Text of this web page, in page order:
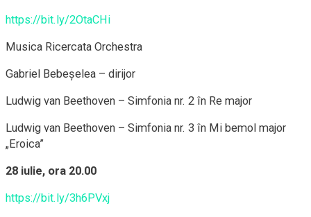
https://bit.ly/2OtaCHi
Musica Ricercata Orchestra
Gabriel Bebeșelea – dirijor
Ludwig van Beethoven – Simfonia nr. 2 în Re major
Ludwig van Beethoven – Simfonia nr. 3 în Mi bemol major
„Eroica”
28 iulie, ora 20.00
https://bit.ly/3h6PVxj